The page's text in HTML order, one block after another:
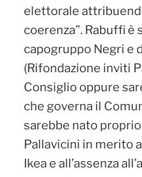
elettorale
coerenza”. Rabuffi è
capogruppo Negri e
(Rifondazione inviti
Consiglio oppure
che governa il
sarebbe nato
Pallavicini in merito
Ikea e all’assenza